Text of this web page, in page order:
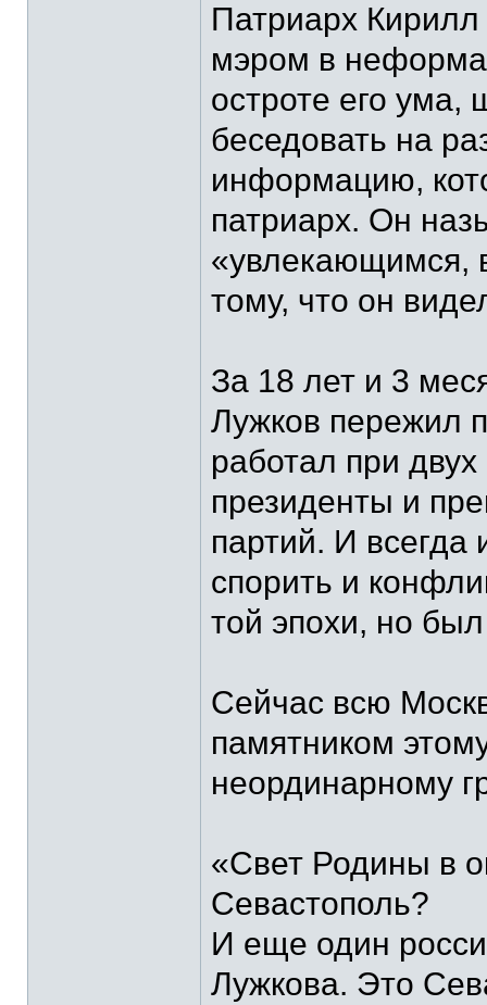
Патриарх
мэром в
остроте его ума,
беседовать на
информацию,
патриарх. Он
«увлекающимся,
тому, что он
За 18 лет и 3
Лужков пережил
работал при
президенты и
партий. И
спорить и
той эпохи, но
Сейчас всю
памятником
неординарному
«Свет Родины в
Севастополь?
И еще один
Лужкова. Это